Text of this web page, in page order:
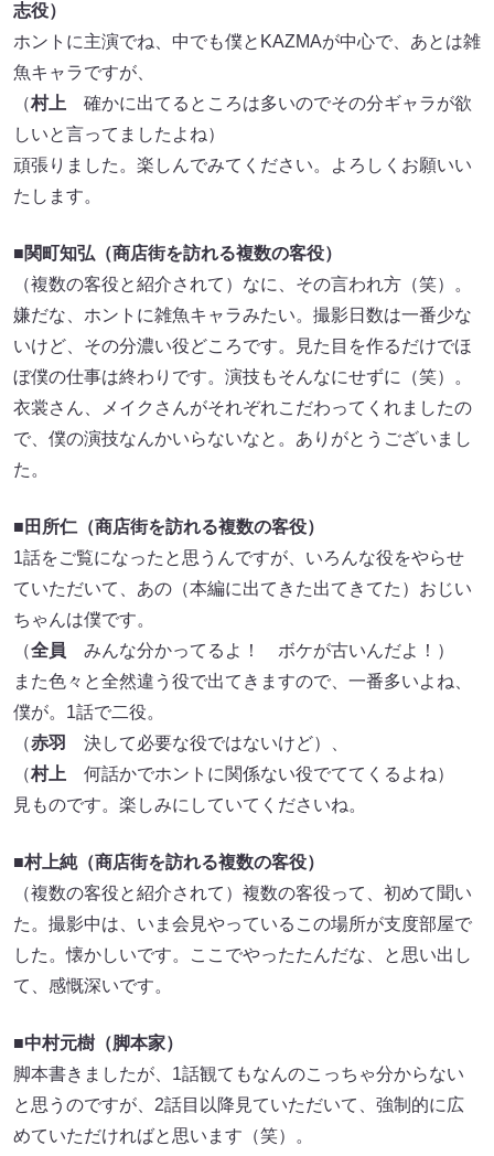
志役）
ホントに主演でね、中でも僕とKAZMAが中心で、あとは雑
魚キャラですが、
（村上 確かに出てるところは多いのでその分ギャラが欲
しいと言ってましたよね）
頑張りました。楽しんでみてください。よろしくお願いい
たします。
■関町知弘（商店街を訪れる複数の客役）
（複数の客役と紹介されて）なに、その言われ方（笑）。
嫌だな、ホントに雑魚キャラみたい。撮影日数は一番少な
いけど、その分濃い役どころです。見た目を作るだけでほ
ぼ僕の仕事は終わりです。演技もそんなにせずに（笑）。
衣裳さん、メイクさんがそれぞれこだわってくれましたの
で、僕の演技なんかいらないなと。ありがとうございまし
た。
■ 田所仁（商店街を訪れる複数の客役）
1話をご覧になったと思うんですが、いろんな役をやらせ
ていただいて、あの（本編に出てきた出てきてた）おじい
ちゃんは僕です。
（全員 みんな分かってるよ！ ボケが古いんだよ！）
また色々と全然違う役で出てきますので、一番多いよね、
僕が。1話で二役。
（赤羽
決して必要な役ではないけど）、
（村上 何話かでホントに関係ない役でててくるよね）
見ものです。楽しみにしていてくださいね。
■村上純（商店街を訪れる複数の客役）
（複数の客役と紹介されて）複数の客役って、初めて聞い
た。撮影中は、いま会見やっているこの場所が支度部屋で
した。懐かしいです。ここでやったたんだな、と思い出し
て、感慨深いです。
■中村元樹（脚本家）
脚本書きましたが、1話観てもなんのこっちゃ分からない
と思うのですが、2話目以降見ていただいて、強制的に広
めていただければと思います（笑）。